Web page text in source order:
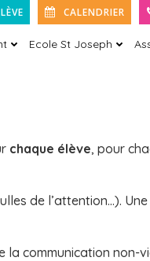
CALENDRIER
Ecole St Joseph
chaque élève, pour
de l’attention…). Une
communication non-